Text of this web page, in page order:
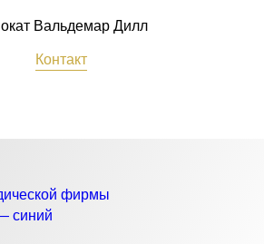
Вальдемар Дилл
Контакт